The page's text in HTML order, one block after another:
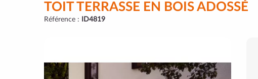
TOIT TERRASSE EN BOIS ADOSSÉ
Référence : ID4819